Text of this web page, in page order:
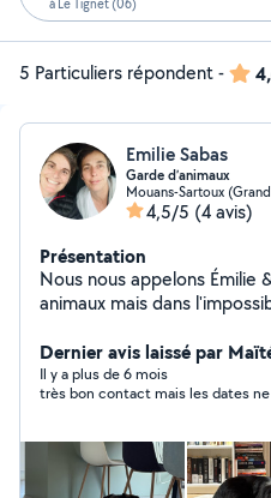
5 Particuliers répondent-
Emilie Sabas
Garde d’animaux
Mouans-Sartoux
4,5/5 (4 avis)
Présentation
Nous nous appelons Émilie & Marie.
animaux mais dans
boule de poils en votre
ostéopathie animale et
gardons vos loulous depuis
comme terrain de jeux.
Dernier avis laissé par
Il y a plus de 6 mois
très bon contact mais les dates